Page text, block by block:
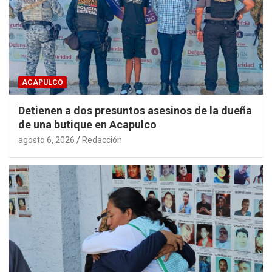
ACAPULCO
Detienen a dos presuntos asesinos de la dueña
de una butique en Acapulco
agosto 6, 2026 Redacción